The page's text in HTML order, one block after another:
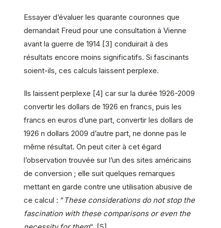
Essayer d’évaluer les quarante couronnes que
demandait Freud pour une consultation à Vienne
avant la guerre de 1914 [3] conduirait à des
résultats encore moins significatifs. Si fascinants
soient-ils, ces calculs laissent perplexe.
Ils laissent perplexe [4] car sur la durée 1926-2009
convertir les dollars de 1926 en francs, puis les
francs en euros d’une part, convertir les dollars de
1926 n dollars 2009 d’autre part, ne donne pas le
même résultat. On peut citer à cet égard
l’observation trouvée sur l’un des sites américains
de conversion ; elle suit quelques remarques
mettant en garde contre une utilisation abusive de
ce calcul : “ These considerations do not stop the
fascination with these comparisons or even the